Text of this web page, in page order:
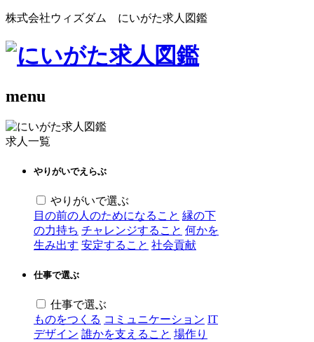
株式会社ウィズダム にいがた求人図鑑
menu
求人一覧
やりがいでえらぶ
やりがいで選ぶ
目の前の人のためになること 縁の下
の力持ち チャレンジすること 何かを
生み出す 安定すること 社会貢献
仕事で選ぶ
仕事で選ぶ
ものをつくる コミュニケーション IT
デザイン 誰かを支えること 場作り